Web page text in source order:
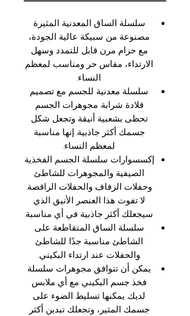
سلسلة الساق المعدنية المثيرة
مصنوعة من سبيكة عالية الجودة،
مع حزام مرن قابل للتمدد وسهل
الارتداء، مقاس حر ومناسب لمعظم
النساء.
سلسلة معدنية للجسم مع تصميم
قلادة شرابة. مجوهرات الجسم
تحظى بشعبية أنيقة وتجعل شكل
جسمك أكثر جاذبية. إنها مناسبة
لمعظم النساء.
إكسسوارات سلسلة الجسم الفخذية
الصيفية والمجوهرات للشاطئ
وحفلات الزفاف والحفلات الراقصة.
لا تفوت هذا العنصر الأنيق الذي
سيجعلك أكثر جاذبية في أي مناسبة.
سلسلة الساق المتقاطعة على
الشاطئ مناسبة جدًا للشاطئ
والحفلات عند ارتداء البكيني.
يمكن أن تتوافق مجوهرات سلسلة
فخذ جسم البكيني مع أي ملابس
لديك. يمكنها تسليط الضوء على
جسمك المثير، وتجعلك تبدين أكثر